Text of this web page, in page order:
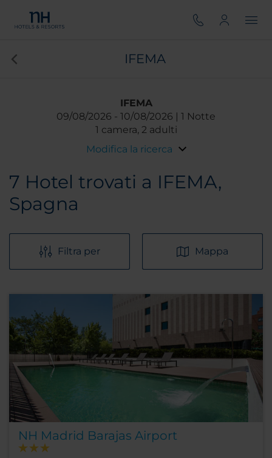
IFEMA
IFEMA
09/08/2026
10/08/2026
1 Notte
1 camera, 2 adulti
Modifica la ricerca
7 Hotel trovati a IFEMA,
Spagna
Filtra per Mappa
NH Madrid Barajas Airport